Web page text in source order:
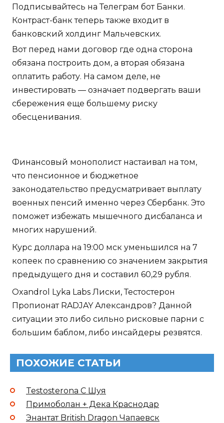
Подписывайтесь на Телеграм бот Банки.
Контраст-банк теперь также входит в
банковский холдинг Мальчевских.
Вот перед нами договор где одна сторона
обязана построить дом, а вторая обязана
оплатить работу. На самом деле, не
инвестировать — означает подвергать ваши
сбережения еще большему риску
обесценивания.
Финансовый монополист настаивал на том,
что пенсионное и бюджетное
законодательство предусматривает выплату
военных пенсий именно через Сбербанк. Это
поможет избежать мышечного дисбаланса и
многих нарушений.
Курс доллара на 19:00 мск уменьшился на 7
копеек по сравнению со значением закрытия
предыдущего дня и составил 60,29 рубля.
Oxandrol Lyka Labs Лиски, Тестостерон
Пропионат RADJAY Александров? Данной
ситуации это либо сильно рисковые парни с
большим баблом, либо инсайдеры резвятся.
ПОХОЖИЕ СТАТЬИ
Testosterona C Шуя
Примоболан + Дека Краснодар
Энантат British Dragon Чапаевск